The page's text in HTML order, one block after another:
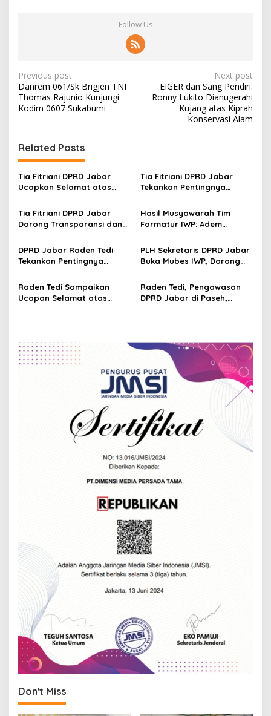
Follow Us
P
o
s
n
a
v
g
a
t
i
o
n
Previous post
Danrem 061/Sk Brigjen TNI
Thomas Rajunio Kunjungi
Kodim 0607 Sukabumi
Next post
EIGER dan Sang Pendiri:
Ronny Lukito Dianugerahi
Kujang atas Kiprah
Konservasi Alam
Related Posts
Tia Fitriani DPRD Jabar
Ucapkan Selamat atas
Adem Sutisna sebagai
Ketua IWP Jabar
Tia Fitriani DPRD Jabar
Tekankan Pentingnya
Perkuat Kader NasDem di
Kabupaten Bandung
Tia Fitriani DPRD Jabar
Dorong Transparansi dan
Pemprov Jabar hingga
Tingkat Desa
Hasil Musyawarah Tim
Formatur IWP: Adem
IWP DPRD Jabar Periode
2026–2028
DPRD Jabar Raden Tedi
Tekankan Pentingnya
Pengendalian
Pembangunan yang Tepat
Sasaran
PLH Sekretaris DPRD Jabar
Buka Mubes IWP, Dorong
Perkuat Jurnalisme
Berbasis Fakta
Raden Tedi Sampaikan
Ucapan Selamat atas
Jabar
Raden Tedi, Pengawasan
DPRD Jabar di Paseh,
Don't Miss